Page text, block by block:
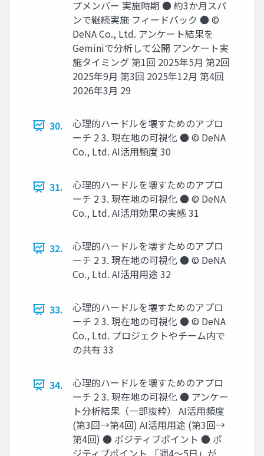
プメンバー 実施時期 ● 約3か月スパ
ンで継続実施 フィードバック ● ©
DeNA Co., Ltd. アンケート結果を
Geminiで分析して公開 アンケート実
施タイミング 第1回 2025年5月 第2回
2025年9月 第3回 2025年12月 第4回
2026年3月 29
30.
心理的ハードルを壊すためのアプロ
ーチ 2 3. 現在地の可視化 ● © DeNA
Co., Ltd. AI活用頻度 30
31.
心理的ハードルを壊すためのアプロ
ーチ 2 3. 現在地の可視化 ● © DeNA
Co., Ltd. AI活用効果の実感 31
32.
心理的ハードルを壊すためのアプロ
ーチ 2 3. 現在地の可視化 ● © DeNA
Co., Ltd. AI活用用途 32
33.
心理的ハードルを壊すためのアプロ
ーチ 2 3. 現在地の可視化 ● © DeNA
Co., Ltd. プロジェクトやチーム内で
の共有 33
34.
心理的ハードルを壊すためのアプロ
ーチ 2 3. 現在地の可視化 ● アンケー
ト分析結果（一部抜粋） AI活用頻度
(第3回→第4回) AI活用用途 (第3回→
第4回) ● ポジティブポイント ● ポ